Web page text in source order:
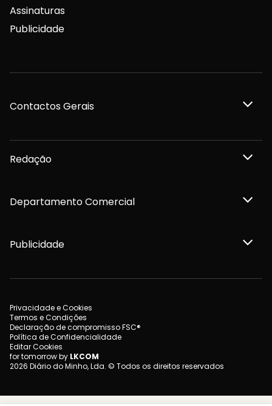
Assinaturas
Publicidade
Contactos Gerais
Redação
Departamento Comercial
Publicidade
Privacidade e Cookies
Termos e Condições
Declaração de compromisso FSC®
Política de Confidencialidade
Editar Cookies
for tomorrow by LKCOM
2026 Diário do Minho, Lda. © Todos os direitos reservados